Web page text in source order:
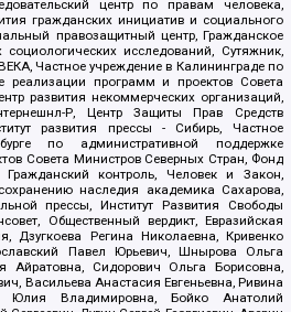
центр по правам человека,
гражданских инициатив и социального
правозащитный центр, Гражданское
исследований, Сутяжник,
Частное учреждение в Калининграде по
реализации программ и проектов Совета
развития некоммерческих организаций,
Р, Центр Защиты Прав Средств
развития прессы - Сибирь, Частное
по административной поддержке
Совета Министров Северных Стран, Фонд
контроль, Человек и Закон,
наследия академика Сахарова,
прессы, Институт Развития Свободы
Общественный вердикт, Евразийская
Дзугкоева Регина Николаевна, Кривенко
Павел Юрьевич, Шнырова Ольга
Сидорович Ольга Борисовна,
Васильева Анастасия Евгеньевна, Ривина
Юлия Владимировна, Бойко Анатолий